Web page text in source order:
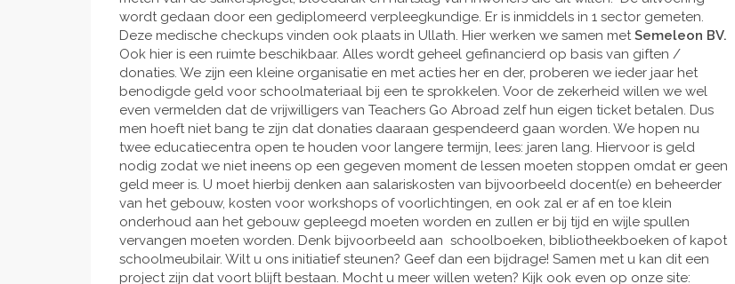
wordt gedaan door een gediplomeerd verpleegkundige. Er is inmiddels in 1 sector gemeten.
Deze medische checkups vinden ook plaats in Ullath. Hier werken we samen metSemeleon BV.
Ook hier is een ruimte beschikbaar. Alles wordt geheel gefinancierd op basis van giften /
donaties. We zijn een kleine organisatie en met acties her en der, proberen we ieder jaar het
benodigde geld voor schoolmateriaal bij een te sprokkelen. Voor de zekerheid willen we wel
even vermelden dat de vrijwilligers van Teachers Go Abroad zelf hun eigen ticket betalen. Dus
men hoeft niet bang te zijn dat donaties daaraan gespendeerd gaan worden. We hopen nu
twee educatiecentra open te houden voor langere termijn, lees: jaren lang. Hiervoor is geld
nodig zodat we niet ineens op een gegeven moment de lessen moeten stoppen omdat er geen
geld meer is. U moet hierbij denken aan salariskosten van bijvoorbeeld docent(e) en beheerder
van het gebouw, kosten voor workshops of voorlichtingen, en ook zal er af en toe klein
onderhoud aan het gebouw gepleegd moeten worden en zullen er bij tijd en wijle spullen
vervangen moeten worden. Denk bijvoorbeeld aan schoolboeken, bibliotheekboeken of kapot
schoolmeubilair. Wilt u ons initiatief steunen? Geef dan een bijdrage! Samen met u kan dit een
project zijn dat voort blijft bestaan. Mocht u meer willen weten? Kijk ook even op onze site: